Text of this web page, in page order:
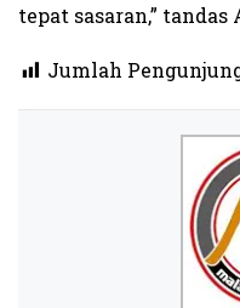
tepat sasaran,” tandas
Jumlah